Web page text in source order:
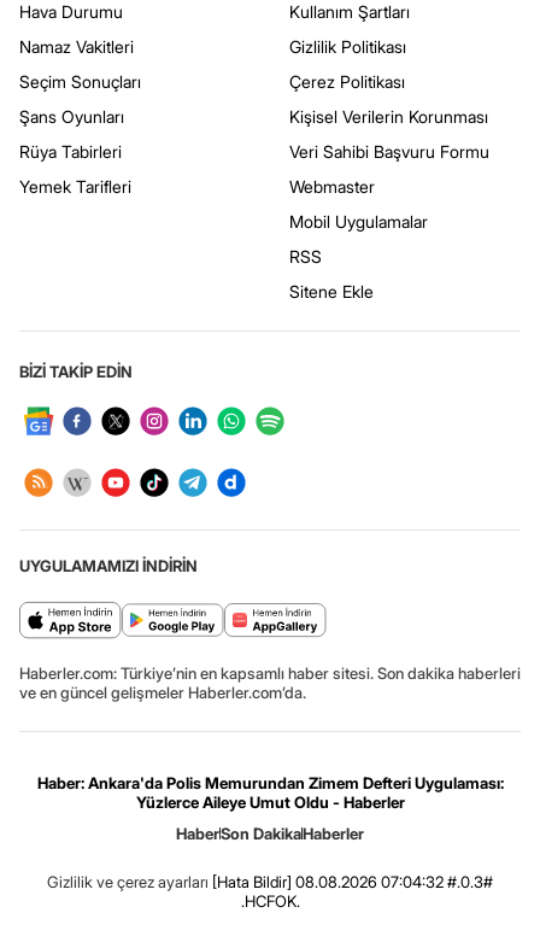
Hava Durumu
Namaz Vakitleri
Seçim Sonuçları
Şans Oyunları
Rüya Tabirleri
Yemek Tarifleri
Kullanım Şartları
Gizlilik Politikası
Çerez Politikası
Kişisel Verilerin Korunması
Veri Sahibi Başvuru Formu
Webmaster
Mobil Uygulamalar
RSS
Sitene Ekle
BİZİ TAKİP EDİN
UYGULAMAMIZI İNDİRİN
Haberler.com: Türkiye’nin en kapsamlı haber sitesi. Son dakika haberleri
ve en güncel gelişmeler Haberler.com’da.
Haber: Ankara'da Polis Memurundan Zimem Defteri Uygulaması:
Yüzlerce Aileye Umut Oldu - Haberler
HaberSon DakikaHaberler
Gizlilik ve çerez ayarları [Hata Bildir] 08.08.2026 07:04:32 #.0.3#
.HCFOK.